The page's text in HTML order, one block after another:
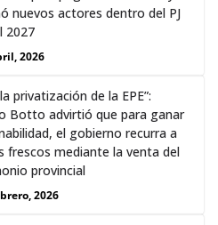
nuevos actores dentro del PJ
2027
2026
privatización de la EPE”:
Botto advirtió que para ganar
el gobierno recurra a
frescos mediante la venta del
provincial
2026